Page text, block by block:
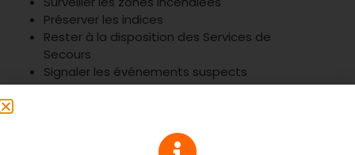
Préserver les indices
Rester à la disposition des Services de
Secours
Signaler les événements suspects
Apporter son concours aux personnes